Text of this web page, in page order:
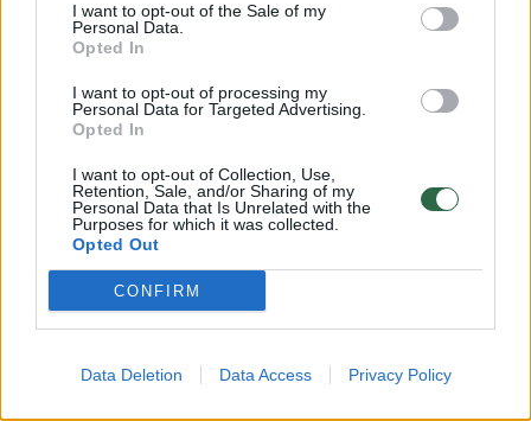
I want to opt-out of the Sale of my
Personal Data.
Opted In
I want to opt-out of processing my
Personal Data for Targeted Advertising.
Opted In
I want to opt-out of Collection, Use,
Retention, Sale, and/or Sharing of my
Personal Data that Is Unrelated with the
Purposes for which it was collected.
Opted Out
CONFIRM
Data Deletion Data Access Privacy Policy
Tad D.Moore ir B.Willias tapo seneliais.
Bruce'ui tai - puiki žinia, nes pastarieji metai
jam buvo sunkūs.
Jo šeima pranešė, kad vyrą kamuoja afazija –
sutrikimas, paveikiantis gebėjimą kalbėti ir
suprasti kalbą. Tačiau lyg to būtų maža, prieš
mėnesį jam buvo diagnozuota demencija.
Nepaisant prastėjančios aktoriaus sveikatos,